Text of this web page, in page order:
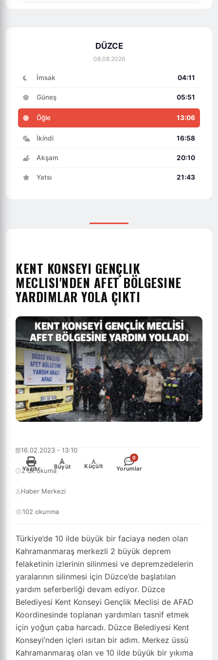
DÜZCE
08.08.2026
İmsak 04:11
Güneş 05:51
Öğle 13:06
İkindi 16:58
Akşam 20:10
Yatsı 21:43
KENT KONSEYI GENÇLIK
MECLISI'NDEN AFET BÖLGESINE
YARDIMLAR YOLA ÇIKTI
Türkiye’de 10 ilde büyük bir faciaya neden olan
Kahramanmaraş merkezli 2 büyük deprem
felaketinin izlerinin silinmesi ve depremzedelerin
yaralarının silinmesi için Düzce’de başlatılan
yardım seferberliği devam ediyor. Düzce
Belediyesi Kent Konseyi Gençlik Meclisi de AFAD
Koordinesinde toplanan yardımları tasnif etmek
için yoğun çaba harcadı. Düzce Belediyesi Kent
Konseyi’nden içleri ısıtan bir adım. Merkez üssü
Kahramanmaraş olan ve 10 ilde büyük bir yıkıma
16.02.2023 - 13:10
·
2 dk okuma
·
Haber Merkezi
·
102 okunma
Yazdır
+
Büyüt
-
Küçült
0
Yorumlar